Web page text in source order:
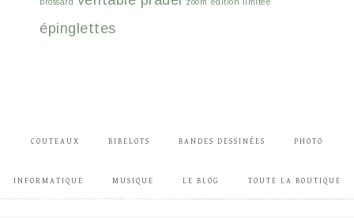
épinglettes
COUTEAUX BIBELOTS BANDES DESSINÉES PHOTO
INFORMATIQUE MUSIQUE LE BLOG TOUTE LA BOUTIQUE